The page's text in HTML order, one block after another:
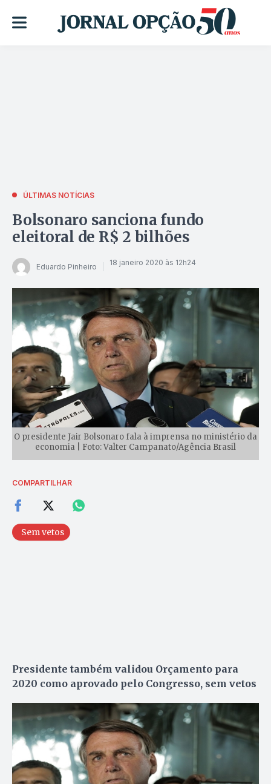
ÚLTIMAS NOTÍCIAS
Bolsonaro sanciona fundo
eleitoral de R$ 2 bilhões
Eduardo Pinheiro 18 janeiro 2020 às 12h24
O presidente Jair Bolsonaro fala à imprensa no ministério da
economia | Foto: Valter Campanato/Agência Brasil
COMPARTILHAR
Sem vetos
Presidente também validou Orçamento para
2020 como aprovado pelo Congresso, sem vetos